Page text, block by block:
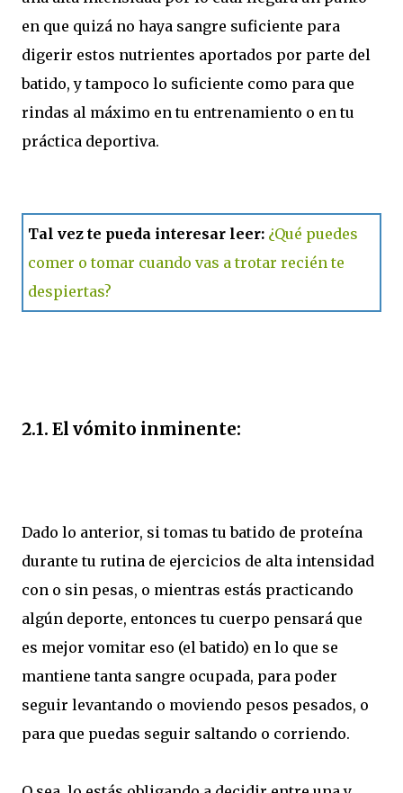
en que quizá no haya sangre suficiente para
digerir estos nutrientes aportados por parte del
batido, y tampoco lo suficiente como para que
rindas al máximo en tu entrenamiento o en tu
práctica deportiva.
Tal vez te pueda interesar leer: ¿Qué puedes
comer o tomar cuando vas a trotar recién te
despiertas?
2.1. El vómito inminente:
Dado lo anterior, si tomas tu batido de proteína
durante tu rutina de ejercicios de alta intensidad
con o sin pesas, o mientras estás practicando
algún deporte, entonces tu cuerpo pensará que
es mejor vomitar eso (el batido) en lo que se
mantiene tanta sangre ocupada, para poder
seguir levantando o moviendo pesos pesados, o
para que puedas seguir saltando o corriendo.